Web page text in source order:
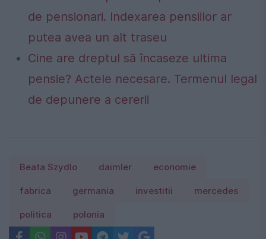
de pensionari. Indexarea pensiilor ar
putea avea un alt traseu
Cine are dreptul să încaseze ultima
pensie? Actele necesare. Termenul legal
de depunere a cererii
Beata Szydlo daimler economie
fabrica germania investitii mercedes
politica polonia